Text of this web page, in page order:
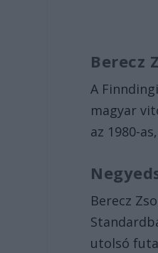
Berecz
A
magyar
az 1980-
Berecz
utolsó